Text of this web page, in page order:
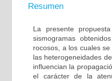
Resumen
La presente
sismogramas
rocosos, a los cuales
las heterogeneidades
influencian la
el carácter de la